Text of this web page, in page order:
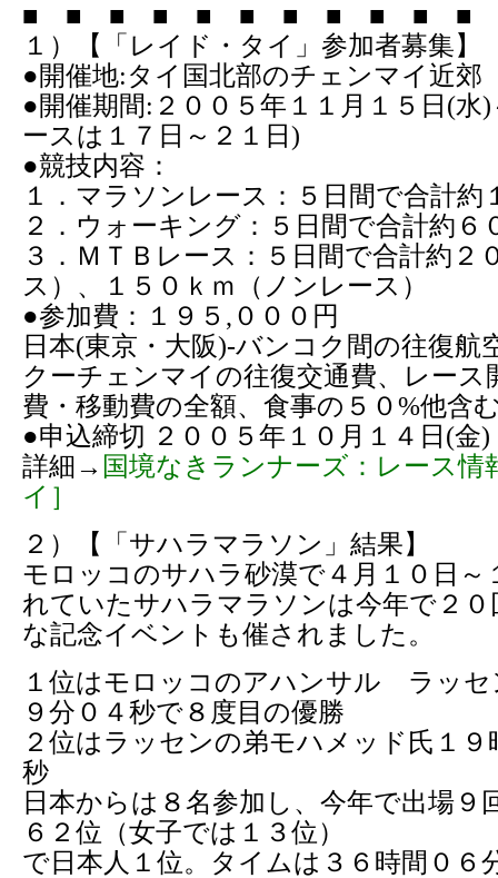
■ ■ ■ ■ ■ ■ ■ ■ ■ ■ ■
１）【「レイド・タイ」参加者募集】
●開催地:タイ国北部のチェンマイ近郊
●開催期間:２００５年１１月１５日(水
ースは１７日～２１日)
●競技内容：
１．マラソンレース：５日間で合計約
２．ウォーキング：５日間で合計約６
３．ＭＴＢレース：５日間で合計約２
ス）、１５０ｋｍ（ノンレース）
●参加費：１９５,０００円
日本(東京・大阪)-バンコク間の往復航
クーチェンマイの往復交通費、レース
費・移動費の全額、食事の５０%他含
●申込締切 ２００５年１０月１４日(金)
詳細→ 国境なきランナーズ：レース情
イ］
２）【「サハラマラソン」結果】
モロッコのサハラ砂漠で４月１０日～
れていたサハラマラソンは今年で２
な記念イベントも催されました。
１位はモロッコのアハンサル ラッセ
９分０４秒で８度目の優勝
２位はラッセンの弟モハメッド氏１９
秒
日本からは８名参加し、今年で出場９
６２位（女子では１３位）
で日本人１位。タイムは３６時間０６